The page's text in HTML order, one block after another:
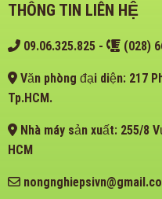
THÔNG TIN LIÊN HỆ
09.06.325.825- (028)
Văn phòng đại diện: 217
Tp.HCM.
Nhà máy sản xuất: 255/8
HCM